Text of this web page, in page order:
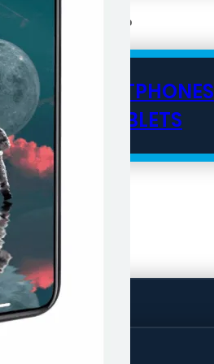
SMARTPHONES
TABLETS